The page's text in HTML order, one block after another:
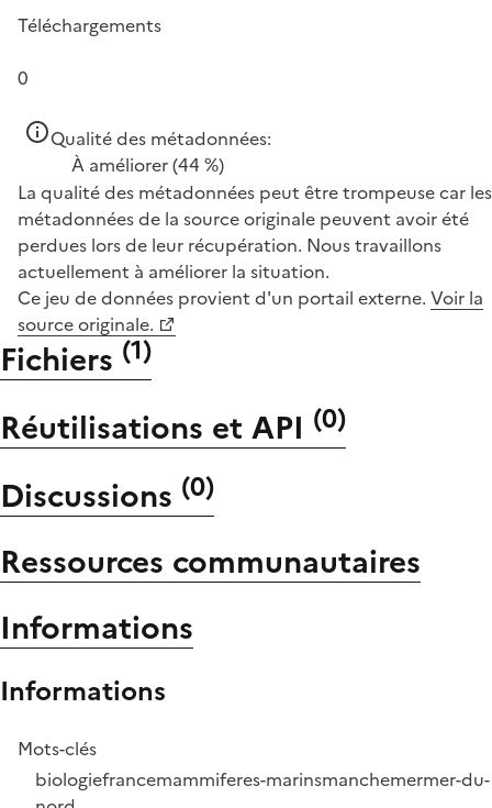
Téléchargements
0
Qualité des métadonnées:
À améliorer(44 %)
La qualité des métadonnées peut être trompeuse car les
métadonnées de la source originale peuvent avoir été
perdues lors de leur récupération. Nous travaillons
actuellement à améliorer la situation.
Ce jeu de données provient d'un portail externe. Voir la
source originale.
Fichiers (1)
Réutilisations et API (0)
Discussions (0)
Ressources communautaires
Informations
Informations
Mots-clés
biologiefrancemammiferes-marinsmanchemermer-du-